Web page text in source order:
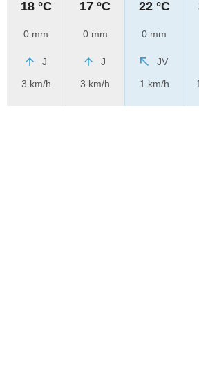
18 °C
0 mm
J
3 km/h
17 °C
0 mm
J
3 km/h
22 °C
0 mm
JV
1 km/h